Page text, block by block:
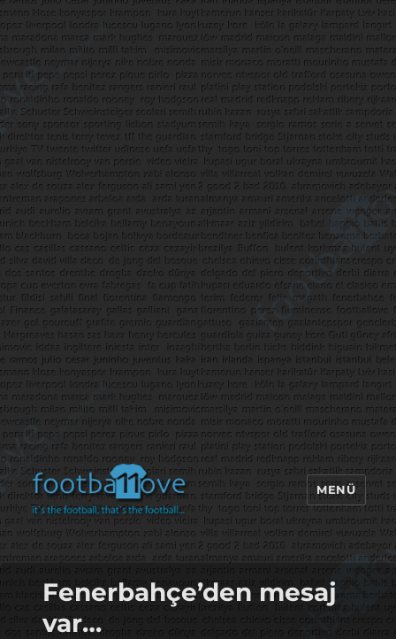
footbaLLove
MENÜ
Fenerbahçe’den mesaj
var…